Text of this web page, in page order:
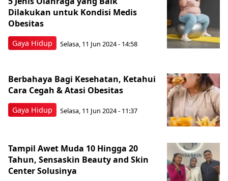
Gaya Hidup
Dilakukan untuk Kondisi Medis
Obesitas
Selasa, 11 Jun 2024 - 14:58
Gaya Hidup
Berbahaya Bagi Kesehatan, Ketahui
Cara Cegah & Atasi Obesitas
Selasa, 11 Jun 2024 - 11:37
Tampil Awet Muda 10 Hingga 20
Tahun, Sensaskin Beauty and Skin
Center Solusinya